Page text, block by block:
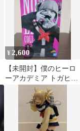
¥ 2,600
【未開封】僕のヒーロ
ーアカデミア トガヒミ
コ Noir Edge フィギュ